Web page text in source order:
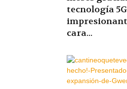
tecnología
cara...